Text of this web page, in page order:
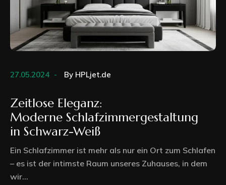
27.05.2024 By HPLjet.de
Zeitlose Eleganz:
Moderne Schlafzimmergestaltung
in Schwarz-Weiß
Ein Schlafzimmer ist mehr als nur ein Ort zum Schlafen
– es ist der intimste Raum unseres Zuhauses, in dem
wir...